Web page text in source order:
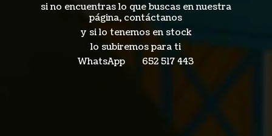
si no encuentras lo que buscas en nuestra
página, contáctanos
y si lo tenemos en stock
lo subiremos para ti
WhatsApp 652517 443